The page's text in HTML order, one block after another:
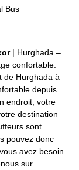
Bus
| Hurghada –
confortable.
de Hurghada à
depuis
endroit, votre
destination
sont
pouvez donc
avez besoin
sur